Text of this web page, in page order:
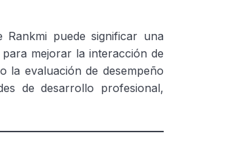
puede significar una
mejorar la interacción de
la evaluación de desempeño
de desarrollo profesional,